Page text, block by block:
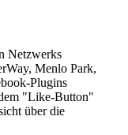
Netzwerks
Menlo Park,
Plugins
"Like-Button"
über die